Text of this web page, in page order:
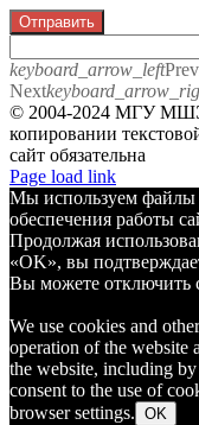
Отправить
keyboard_arrow_left
Next
© 2004-2024 МГУ
копировании
сайт обязательна
Telegram
Page load link
Мы используем файлы
обеспечения работы
Продолжая
«OK», вы
Вы можете отключить
We use cookies and
operation of the website
the website, including
consent to the use of
browser settings. OK